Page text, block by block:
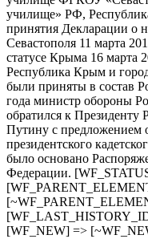
училище» РФ,
принятия Декларации о
Севастополя 11 марта
статусе Крыма 16 марта
Республика Крым и
были приняты в состав
года министр обороны
обратился к
Путину с предложением
президентского
было основано
Федерации.
[WF_NEW] =>